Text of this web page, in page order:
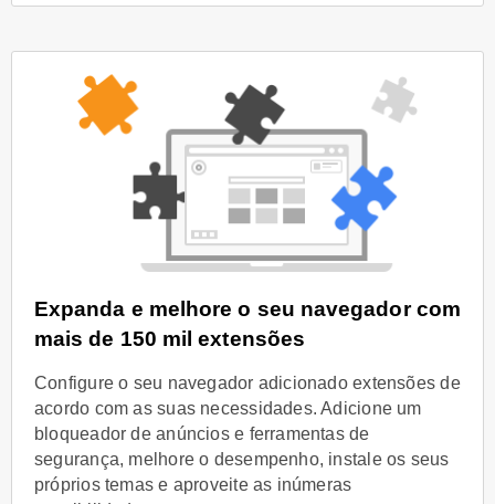
Expanda e melhore o seu navegador com
mais de 150 mil extensões
Configure o seu navegador adicionado extensões de
acordo com as suas necessidades. Adicione um
bloqueador de anúncios e ferramentas de
segurança, melhore o desempenho, instale os seus
próprios temas e aproveite as inúmeras